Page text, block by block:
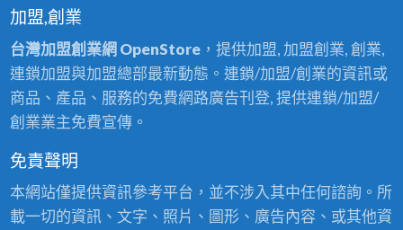
加盟,創業
台灣加盟創業網 OpenStore，提供加盟, 加盟創業, 創業,
連鎖加盟與加盟總部最新動態。連鎖/加盟/創業的資訊或
商品、產品、服務的免費網路廣告刊登, 提供連鎖/加盟/
創業業主免費宣傳。
免責聲明
本網站僅提供資訊參考平台，並不涉入其中任何諮詢。所
載一切的資訊、文字、照片、圖形、廣告內容、或其他資